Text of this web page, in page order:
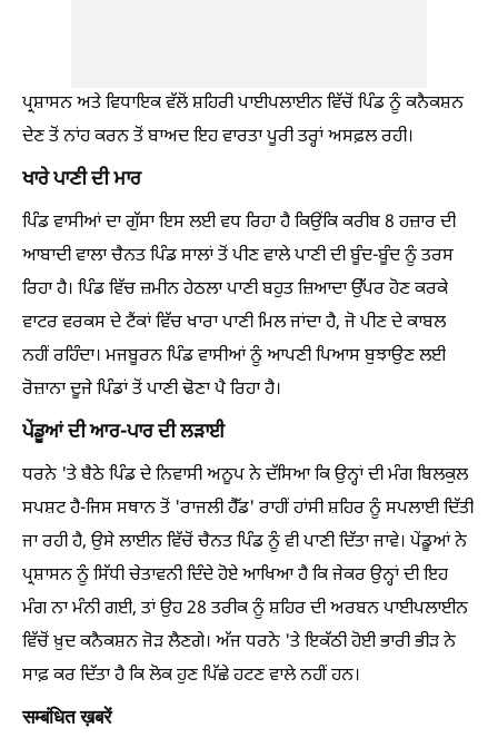
ਪ੍ਰਸ਼ਾਸਨ ਅਤੇ ਵਿਧਾਇਕ ਵੱਲੋਂ ਸ਼ਹਿਰੀ ਪਾਈਪਲਾਈਨ ਵਿੱਚੋਂ ਪਿੰਡ ਨੂੰ ਕਨੈਕਸ਼ਨ
ਦੇਣ ਤੋਂ ਨਾਂਹ ਕਰਨ ਤੋਂ ਬਾਅਦ ਇਹ ਵਾਰਤਾ ਪੂਰੀ ਤਰ੍ਹਾਂ ਅਸਫ਼ਲ ਰਹੀ।
ਖਾਰੇ ਪਾਣੀ ਦੀ ਮਾਰ
ਪਿੰਡ ਵਾਸੀਆਂ ਦਾ ਗੁੱਸਾ ਇਸ ਲਈ ਵਧ ਰਿਹਾ ਹੈ ਕਿਉਂਕਿ ਕਰੀਬ 8 ਹਜ਼ਾਰ ਦੀ
ਆਬਾਦੀ ਵਾਲਾ ਚੈਨਤ ਪਿੰਡ ਸਾਲਾਂ ਤੋਂ ਪੀਣ ਵਾਲੇ ਪਾਣੀ ਦੀ ਬੂੰਦ-ਬੂੰਦ ਨੂੰ ਤਰਸ
ਰਿਹਾ ਹੈ। ਪਿੰਡ ਵਿੱਚ ਜ਼ਮੀਨ ਹੇਠਲਾ ਪਾਣੀ ਬਹੁਤ ਜ਼ਿਆਦਾ ਉੱਪਰ ਹੋਣ ਕਰਕੇ
ਵਾਟਰ ਵਰਕਸ ਦੇ ਟੈਂਕਾਂ ਵਿੱਚ ਖਾਰਾ ਪਾਣੀ ਮਿਲ ਜਾਂਦਾ ਹੈ, ਜੋ ਪੀਣ ਦੇ ਕਾਬਲ
ਨਹੀਂ ਰਹਿੰਦਾ। ਮਜਬੂਰਨ ਪਿੰਡ ਵਾਸੀਆਂ ਨੂੰ ਆਪਣੀ ਪਿਆਸ ਬੁਝਾਉਣ ਲਈ
ਰੋਜ਼ਾਨਾ ਦੂਜੇ ਪਿੰਡਾਂ ਤੋਂ ਪਾਣੀ ਢੋਣਾ ਪੈ ਰਿਹਾ ਹੈ।
ਪੇਂਡੂਆਂ ਦੀ ਆਰ-ਪਾਰ ਦੀ ਲੜਾਈ
ਧਰਨੇ 'ਤੇ ਬੈਠੇ ਪਿੰਡ ਦੇ ਨਿਵਾਸੀ ਅਨੂਪ ਨੇ ਦੱਸਿਆ ਕਿ ਉਨ੍ਹਾਂ ਦੀ ਮੰਗ ਬਿਲਕੁਲ
ਸਪਸ਼ਟ ਹੈ-ਜਿਸ ਸਥਾਨ ਤੋਂ 'ਰਾਜਲੀ ਹੈੱਡ' ਰਾਹੀਂ ਹਾਂਸੀ ਸ਼ਹਿਰ ਨੂੰ ਸਪਲਾਈ ਦਿੱਤੀ
ਜਾ ਰਹੀ ਹੈ, ਉਸੇ ਲਾਈਨ ਵਿੱਚੋਂ ਚੈਨਤ ਪਿੰਡ ਨੂੰ ਵੀ ਪਾਣੀ ਦਿੱਤਾ ਜਾਵੇ। ਪੇਂਡੂਆਂ ਨੇ
ਪ੍ਰਸ਼ਾਸਨ ਨੂੰ ਸਿੱਧੀ ਚੇਤਾਵਨੀ ਦਿੰਦੇ ਹੋਏ ਆਖਿਆ ਹੈ ਕਿ ਜੇਕਰ ਉਨ੍ਹਾਂ ਦੀ ਇਹ
ਮੰਗ ਨਾ ਮੰਨੀ ਗਈ, ਤਾਂ ਉਹ 28 ਤਰੀਕ ਨੂੰ ਸ਼ਹਿਰ ਦੀ ਅਰਬਨ ਪਾਈਪਲਾਈਨ
ਵਿੱਚੋਂ ਖ਼ੁਦ ਕਨੈਕਸ਼ਨ ਜੋੜ ਲੈਣਗੇ। ਅੱਜ ਧਰਨੇ 'ਤੇ ਇਕੱਠੀ ਹੋਈ ਭਾਰੀ ਭੀੜ ਨੇ
ਸਾਫ਼ ਕਰ ਦਿੱਤਾ ਹੈ ਕਿ ਲੋਕ ਹੁਣ ਪਿੱਛੇ ਹਟਣ ਵਾਲੇ ਨਹੀਂ ਹਨ।
सम्बंधित ख़बरें